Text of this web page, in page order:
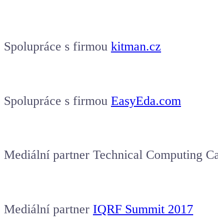
Spolupráce s firmou kitman.cz
Spolupráce s firmou EasyEda.com
Mediální partner Technical Computing
Mediální partner IQRF Summit 2017